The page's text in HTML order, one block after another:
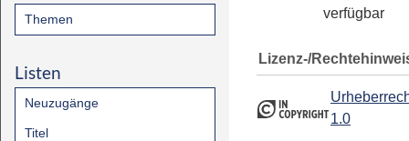
Themen
Listen
Neuzugänge
Titel
verfügbar
Lizenz-/
1.0